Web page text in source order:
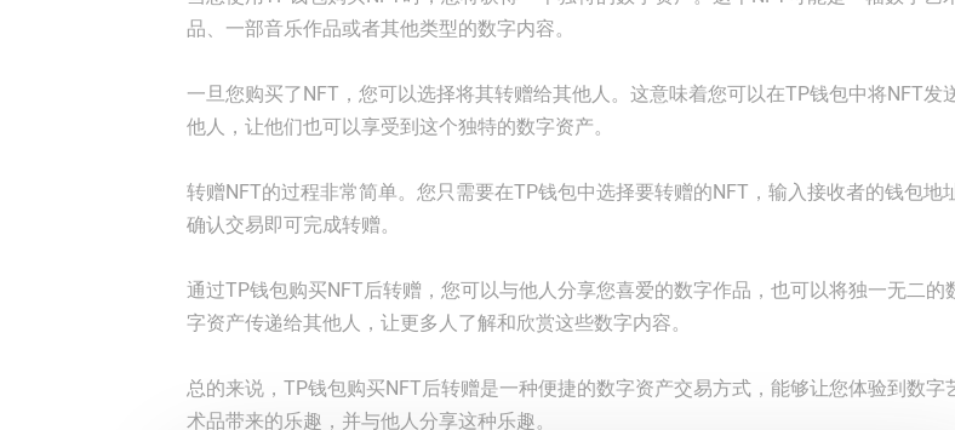
品、一部音乐作品或者其他类型的数字内容。
一旦您购买了NFT，您可以选择将其转赠给其他人。这意味着您可以在TP钱包中将NFT发
他人，让他们也可以享受到这个独特的数字资产。
转赠NFT的过程非常简单。您只需要在TP钱包中选择要转赠的NFT，输入接收者的钱包地
确认交易即可完成转赠。
通过TP钱包购买NFT后转赠，您可以与他人分享您喜爱的数字作品，也可以将独一无二的
字资产传递给其他人，让更多人了解和欣赏这些数字内容。
总的来说，TP钱包购买NFT后转赠是一种便捷的数字资产交易方式，能够让您体验到数字
术品带来的乐趣，并与他人分享这种乐趣。